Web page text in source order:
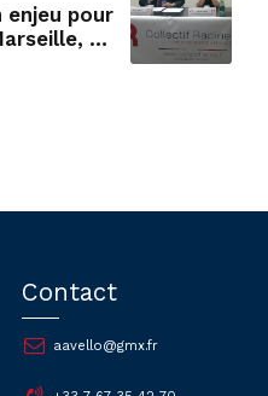
enjeu pour
23
Contact
aavello@gmx.fr